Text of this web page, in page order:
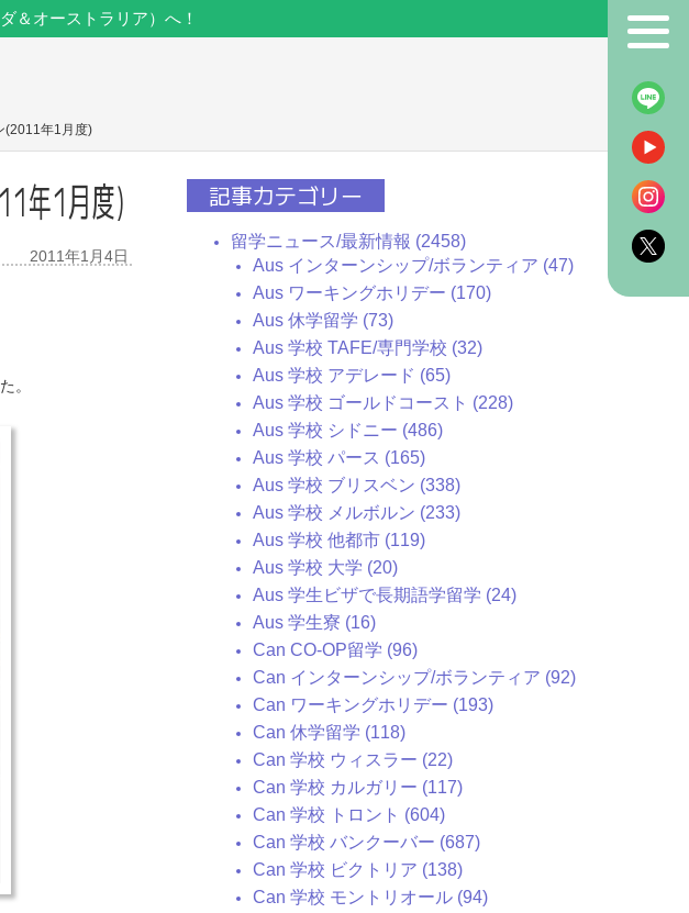
＆オーストラリア）へ！
(2011年1月度)
年1月度)
2011年1月4日
。
記事カテゴリー
留学ニュース/最新情報 (2458)
Aus インターンシップ/ボランティア (47)
Aus ワーキングホリデー (170)
Aus 休学留学 (73)
Aus 学校 TAFE/専門学校 (32)
Aus 学校 アデレード (65)
Aus 学校 ゴールドコースト (228)
Aus 学校 シドニー (486)
Aus 学校 パース (165)
Aus 学校 ブリスベン (338)
Aus 学校 メルボルン (233)
Aus 学校 他都市 (119)
Aus 学校 大学 (20)
Aus 学生ビザで長期語学留学 (24)
Aus 学生寮 (16)
Can CO-OP留学 (96)
Can インターンシップ/ボランティア (92)
Can ワーキングホリデー (193)
Can 休学留学 (118)
Can 学校 ウィスラー (22)
Can 学校 カルガリー (117)
Can 学校 トロント (604)
Can 学校 バンクーバー (687)
Can 学校 ビクトリア (138)
Can 学校 モントリオール (94)